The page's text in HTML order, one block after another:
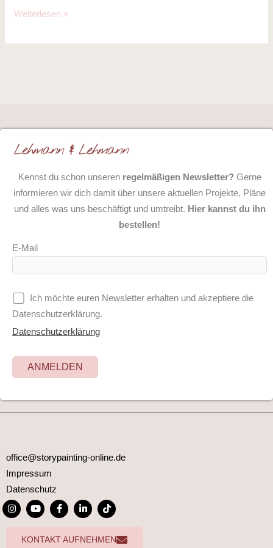
Weiterlesen »
Kennst du schon unseren regelmäßigen Newsletter?Gerne
informieren wir dich damit über unsere aktuellen Projekte, Pläne
und alles was uns beschäftigt und umtreibt. Hier kannst du ihn
bestellen!
E-Mail
Ich möchte euren Newsletter erhalten und akzeptiere die
Datenschutzerklärung.
Datenschutzerklärung
office@storypainting-online.de
Impressum
Datenschutz
I
n
Y
o
u
F
a
b
L
i
e
T
i
o
KONTAKT AUFNEHMEN